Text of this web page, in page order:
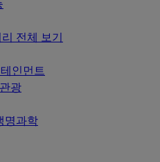
전체 보기
인먼트
광
명과학